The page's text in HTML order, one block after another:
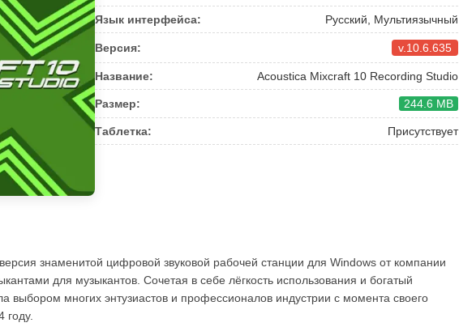
Язык интерфейса: Русский, Мультиязычный
Версия: v.10.6.635
Название: Acoustica Mixcraft 10 Recording Studio
Размер: 244.6 MB
Таблетка: Присутствует
знаменитой цифровой звуковой рабочей станции для Windows от компании
для музыкантов. Сочетая в себе лёгкость использования и богатый
выбором многих энтузиастов и профессионалов индустрии с момента своего
году.